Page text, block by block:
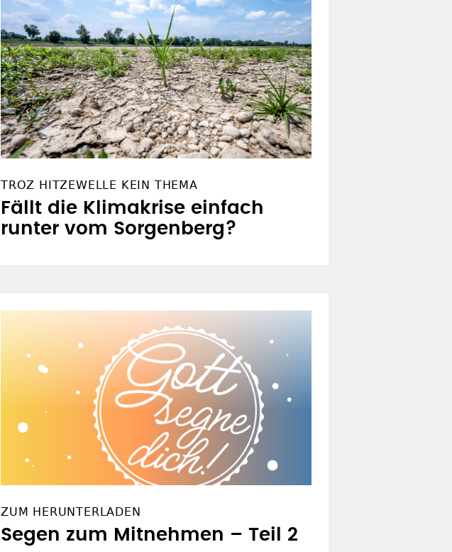
TROZ HITZEWELLE KEIN THEMA
Fällt die Klimakrise einfach
runter vom Sorgenberg?
ZUM HERUNTERLADEN
Segen zum Mitnehmen – Teil 2